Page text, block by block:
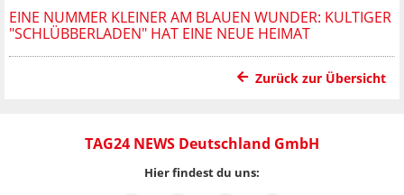
EINE NUMMER KLEINER AM BLAUEN WUNDER: KULTIGER
"SCHLÜBBERLADEN" HAT EINE NEUE HEIMAT
Zurück zur Übersicht
TAG24 NEWS Deutschland GmbH
Hier findest du uns: